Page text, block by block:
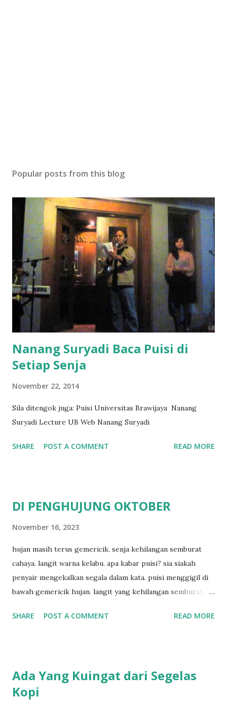
Popular posts from this blog
Nanang Suryadi Baca Puisi di
Setiap Senja
November 22, 2014
Sila ditengok juga: Puisi Universitas Brawijaya Nanang
Suryadi Lecture UB Web Nanang Suryadi
SHARE POST A COMMENT READ MORE
DI PENGHUJUNG OKTOBER
November 16, 2023
hujan masih terus gemericik. senja kehilangan semburat
cahaya. langit warna kelabu. apa kabar puisi? sia siakah
penyair mengekalkan segala dalam kata. puisi menggigil di
bawah gemericik hujan. langit yang kehilangan semburat
penyair? apakah sia sia aku dituliskan. puisi menggigil
SHARE POST A COMMENT READ MORE
Ada Yang Kuingat dari Segelas
Kopi